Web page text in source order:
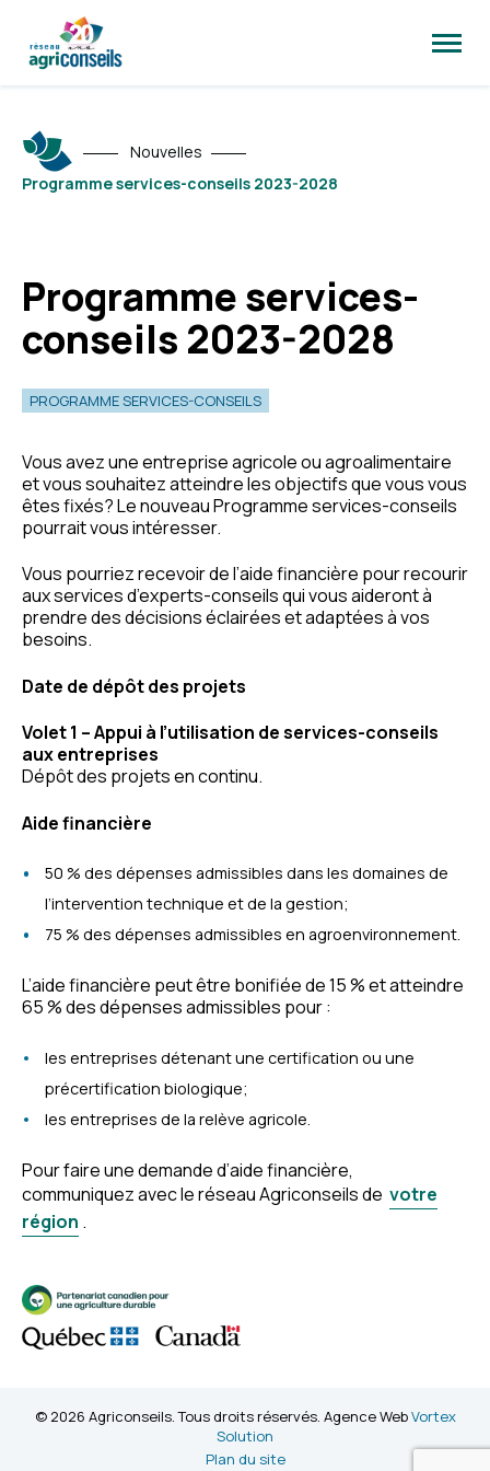
la
Nouvelles
Programme services-conseils 2023-2028
Programme services-
conseils 2023-2028
PROGRAMME SERVICES-CONSEILS
Vous avez une entreprise agricole ou agroalimentaire
et vous souhaitez atteindre les objectifs que vous vous
êtes fixés? Le nouveau Programme services-conseils
pourrait vous intéresser.
Vous pourriez recevoir de l’aide financière pour recourir
aux services d’experts-conseils qui vous aideront à
prendre des décisions éclairées et adaptées à vos
besoins.
Date de dépôt des projets
Volet 1 – Appui à l’utilisation de services-conseils
aux entreprises
Dépôt des projets en continu.
Aide financière
50 % des dépenses admissibles dans les domaines de
l’intervention technique et de la gestion;
75 % des dépenses admissibles en agroenvironnement.
L’aide financière peut être bonifiée de 15 % et atteindre
65 % des dépenses admissibles pour :
les entreprises détenant une certification ou une
précertification biologique;
les entreprises de la relève agricole.
Pour faire une demande d’aide financière,
communiquez avec le réseau Agriconseils de votre
région .
© 2026 Agriconseils. Tous droits réservés. Agence WebVortex
Solution
Plan du site